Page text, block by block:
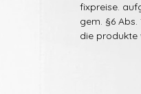
fixpreise.
gem. §6
die produkte